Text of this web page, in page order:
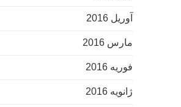
آوریل 2016
مارس 2016
فوریه 2016
ژانویه 2016